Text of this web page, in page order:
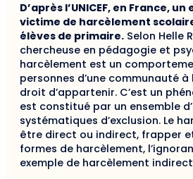
D’après l’UNICEF, en France,
victime de harcèlement
élèves de primaire. Selon Helle
chercheuse en pédagogie et
harcèlement est un
personnes d’une communauté
droit d’appartenir. C’est un
est constitué par un ensemble
systématiques d’exclusion. Le
être direct ou indirect, frapper
formes de harcèlement,
exemple de harcèlement